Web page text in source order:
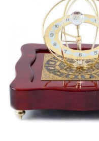
Bijuterii Mirese
Cele mai noi
Cele mai vandute
Cele mai votate
Cu video
Pret
0 Lei - 100 Lei